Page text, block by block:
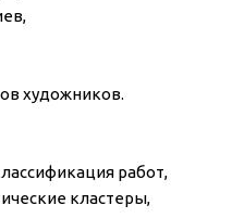
художников.
работ,
кластеры,